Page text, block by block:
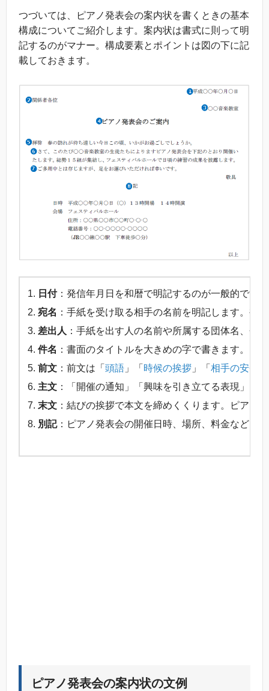
つづいては、ピアノ発表会の案内状を書くときの基本
構成についてご紹介します。案内状は書式に則って明
記するのがマナー。構成要素とポイントは図の下に記
載しておきます。
日付：発信年月日を和暦で明記するのが一般的です
宛名 ：手紙を受け取る相手の名前を明記します。複
差出人 ：手紙を出す人の名前や所属する団体名、会
件名 ：書面のタイトルを大きめの字で書きます。「
前文 ：前文は「 頭語 」「 時候の挨拶 」「 相手の安否
主文 ：「開催の通知」「興味を引き立てる表現」を
末文 ：結びの挨拶で本文を締めくくります。ピアノ
別記：ピアノ発表会の開催日時、場所、料金などを
ピアノ発表会の案内状の文例